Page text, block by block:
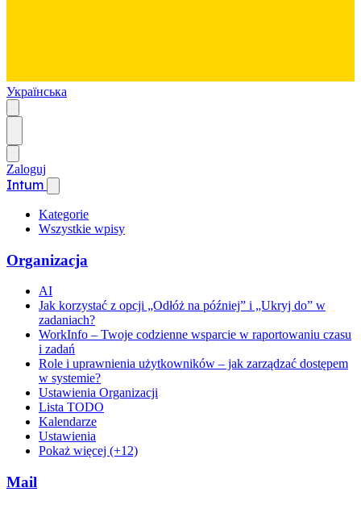
Українська
Zaloguj
Intum
Kategorie
Wszystkie wpisy
Organizacja
AI
Jak korzystać z opcji „Odłóż na później” i „Ukryj do” w
zadaniach?
WorkInfo – Twoje codzienne wsparcie w raportowaniu czasu
i zadań
Role i uprawnienia użytkowników – jak zarządzać dostępem
w systemie?
Ustawienia Organizacji
Lista TODO
Kalendarze
Ustawienia
Pokaż więcej (+12)
Mail